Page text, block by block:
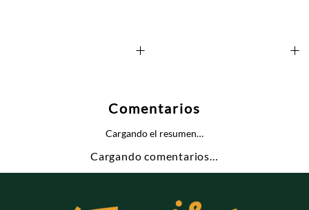
+ +
Comentarios
Cargando el resumen…
Cargando comentarios…